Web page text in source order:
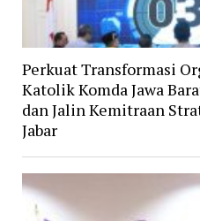
Perkuat Transformasi
Katolik Komda Jawa
dan Jalin Kemitraan
Jabar